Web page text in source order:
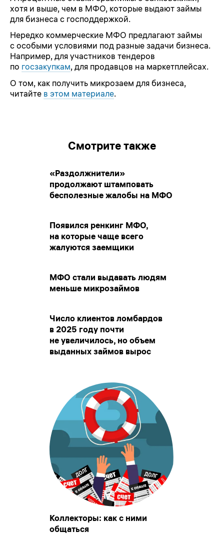
хотя и выше, чем в МФО, которые выдают займы
для бизнеса с господдержкой.
Нередко коммерческие МФО предлагают займы
с особыми условиями под разные задачи бизнеса.
Например, для участников тендеров
по госзакупкам, для продавцов на маркетплейсах.
О том, как получить микрозаем для бизнеса,
читайте в этом материале.
Смотрите также
«Раздолжнители»
продолжают штамповать
бесполезные жалобы на МФО
Появился ренкинг МФО,
на которые чаще всего
жалуются заемщики
МФО стали выдавать людям
меньше микрозаймов
Число клиентов ломбардов
в 2025 году почти
не увеличилось, но объем
выданных займов вырос
Коллекторы: как с ними
общаться